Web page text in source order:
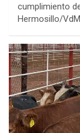
cumplimiento
Hermosillo/